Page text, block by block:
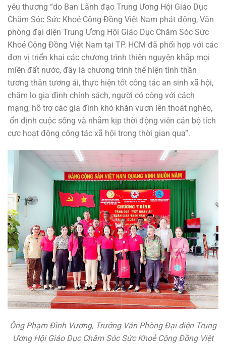
yêu thương “do Ban Lãnh đạo Trung Ương Hội Giáo Dục
Chăm Sóc Sức Khoẻ Cộng Đồng Việt Nam phát động, Văn
phòng đại diện Trung Ương Hội Giáo Dục Chăm Sóc Sức
Khoẻ Cộng Đồng Việt Nam tại TP. HCM đã phối hợp với các
đơn vị triển khai các chương trình thiện nguyện khắp mọi
miền đất nước, đây là chương trình thể hiện tinh thần
tương thân tương ái, thực hiện tốt công tác an sinh xã hội,
chăm lo gia đình chính sách, người có công với cách
mạng, hỗ trợ các gia đình khó khăn vươn lên thoát nghèo,
ổn định cuộc sống và nhằm kịp thời động viên cán bộ tích
cực hoạt động công tác xã hội trong thời gian qua”.
Ông Phạm Đình Vương, Trưởng Văn Phòng Đại diện Trung
Ương Hội Giáo Dục Chăm Sóc Sức Khoẻ Cộng Đồng Việt